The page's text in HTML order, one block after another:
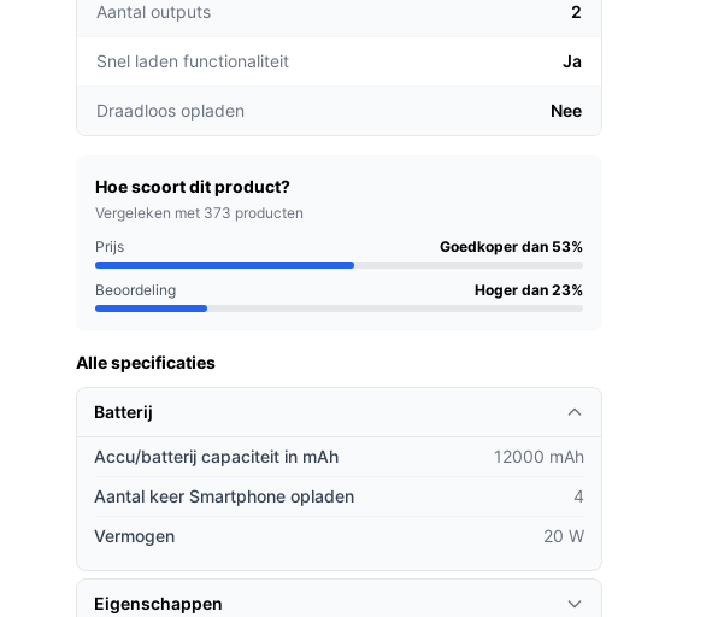
Aantal outputs 2
Snel laden functionaliteit Ja
Draadloos opladen Nee
Hoe scoort dit product?
Vergeleken met 373 producten
Prijs
Goedkoper dan 53%
Beoordeling Hoger dan 23%
Alle specificaties
Batterij
Accu/batterij capaciteit in mAh
12000 mAh
Aantal keer Smartphone opladen
4
Vermogen
20 W
Eigenschappen